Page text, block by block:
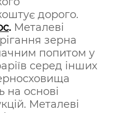
дорого.
. Ме­та­ле­ві
зерна
попитом у
серед інших
на ос­нові
Металеві